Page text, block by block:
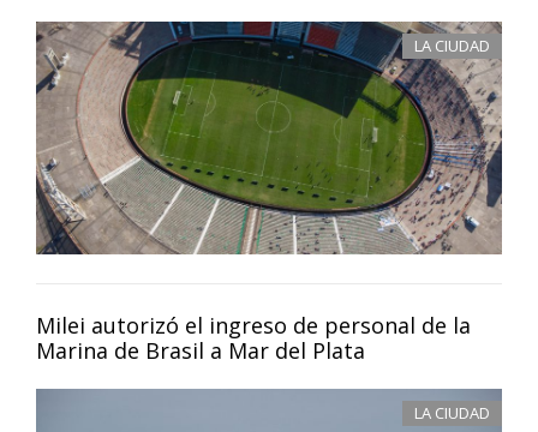
LA CIUDAD
Milei autorizó el ingreso de personal de la
Marina de Brasil a Mar del Plata
LA CIUDAD